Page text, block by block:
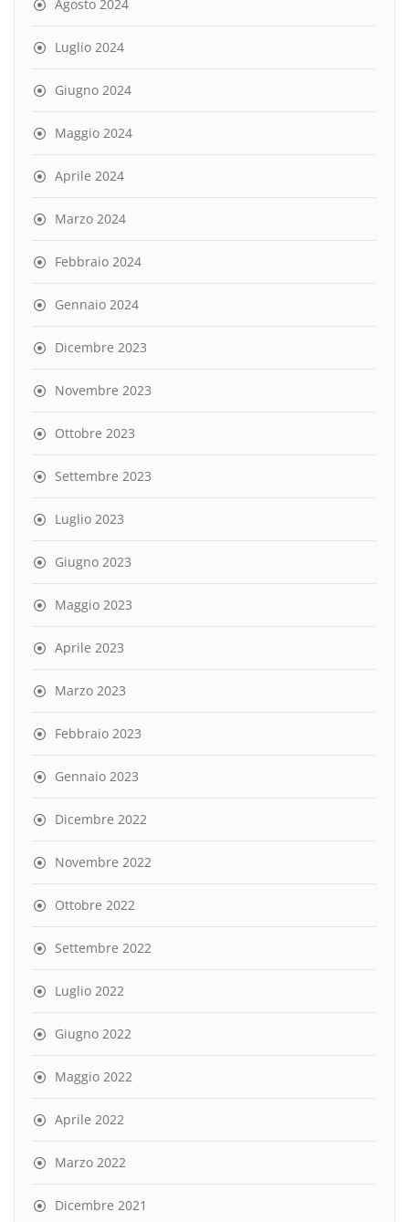
Agosto 2024
Luglio 2024
Giugno 2024
Maggio 2024
Aprile 2024
Marzo 2024
Febbraio 2024
Gennaio 2024
Dicembre 2023
Novembre 2023
Ottobre 2023
Settembre 2023
Luglio 2023
Giugno 2023
Maggio 2023
Aprile 2023
Marzo 2023
Febbraio 2023
Gennaio 2023
Dicembre 2022
Novembre 2022
Ottobre 2022
Settembre 2022
Luglio 2022
Giugno 2022
Maggio 2022
Aprile 2022
Marzo 2022
Dicembre 2021